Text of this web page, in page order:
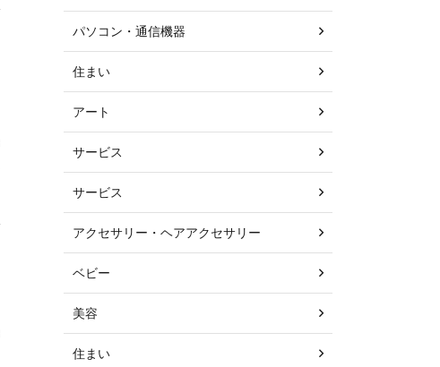
パソコン・通信機器
住まい
アート
サービス
サービス
アクセサリー・ヘアアクセサリー
ベビー
美容
住まい